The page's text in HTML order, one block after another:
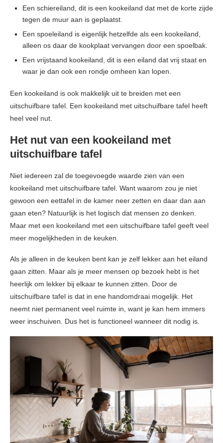
Een schiereiland, dit is een kookeiland dat met de korte zijde
tegen de muur aan is geplaatst.
Een spoeleiland is eigenlijk hetzelfde als een kookeiland,
alleen os daar de kookplaat vervangen door een spoelbak.
Een vrijstaand kookeiland, dit is een eiland dat vrij staat en
waar je dan ook een rondje omheen kan lopen.
Een kookeiland is ook makkelijk uit te breiden met een
uitschuifbare tafel. Een kookeiland met uitschuifbare tafel heeft
heel veel nut.
Het nut van een kookeiland met
uitschuifbare tafel
Niet iedereen zal de toegevoegde waarde zien van een
kookeiland met uitschuifbare tafel. Want waarom zou je niet
gewoon een eettafel in de kamer neer zetten en daar dan aan
gaan eten? Natuurlijk is het logisch dat mensen zo denken.
Maar met een kookeiland met een uitschuifbare tafel geeft veel
meer mogelijkheden in de keuken.
Als je alleen in de keuken bent kan je zelf lekker aan het eiland
gaan zitten. Maar als je meer mensen op bezoek hebt is het
heerlijk om lekker bij elkaar te kunnen zitten. Door de
uitschuifbare tafel is dat in ene handomdraai mogelijk. Het
neemt niet permanent veel ruimte in, want je kan hem immers
weer inschuiven. Dus het is functioneel wanneer dit nodig is.